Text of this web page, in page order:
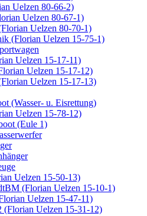
Uelzen 80-66-2)
Uelzen 80-67-1)
Uelzen 80-70-1)
(Florian Uelzen 15-75-1)
Uelzen 15-17-11)
Uelzen 15-17-12)
Uelzen 15-17-13)
(Wasser- u. Eisrettung)
Uelzen 15-78-12)
(Eule 1)
Uelzen 15-50-13)
(Florian Uelzen 15-10-1)
Uelzen 15-47-11)
Uelzen 15-31-12)